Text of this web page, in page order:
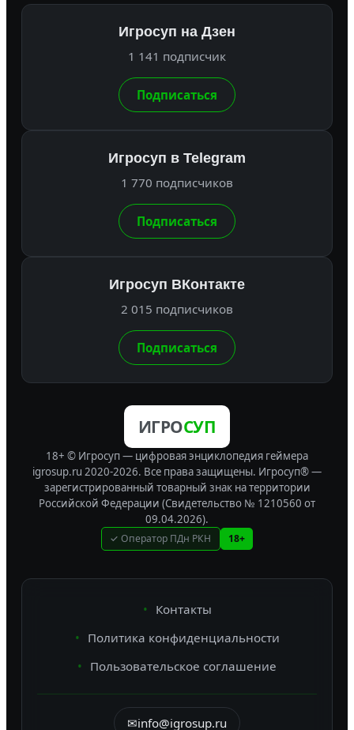
Игросуп на Дзен
1 141 подписчик
Подписаться
Игросуп в Telegram
1 770 подписчиков
Подписаться
Игросуп ВКонтакте
2 015 подписчиков
Подписаться
ИГРОСУП
18+ © Игросуп — цифровая энциклопедия геймера
igrosup.ru 2020-2026. Все права защищены. Игросуп® —
зарегистрированный товарный знак на территории
Российской Федерации (Свидетельство № 1210560 от
09.04.2026).
✓ Оператор ПДн РКН 18+
Контакты
Политика конфиденциальности
Пользовательское соглашение
✉info@igrosup.ru